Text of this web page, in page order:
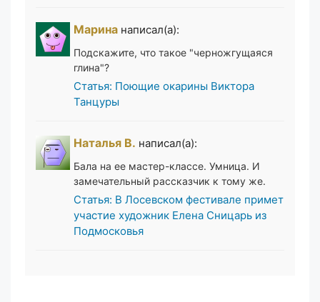
Марина написал(а):
Подскажите, что такое "черножгущаяся
глина"?
Статья: Поющие окарины Виктора
Танцуры
Наталья В. написал(а):
Бала на ее мастер-классе. Умница. И
замечательный рассказчик к тому же.
Статья: В Лосевском фестивале примет
участие художник Елена Сницарь из
Подмосковья